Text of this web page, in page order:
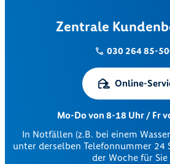
Zentrale
030 264 85-
Online-
Mo-Do von 8-18 Uhr / Fr
In Notfällen (z.B. bei einem
unter derselben Telefonnummer 24
der Woche für Sie